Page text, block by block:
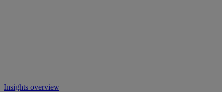
Insights overview